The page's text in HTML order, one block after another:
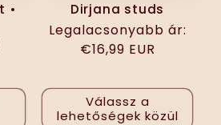
•
Dirjana studs
Normál
Legalacsonyabb ár:
€16,99 EUR
Válassz a
lehetőségek közül